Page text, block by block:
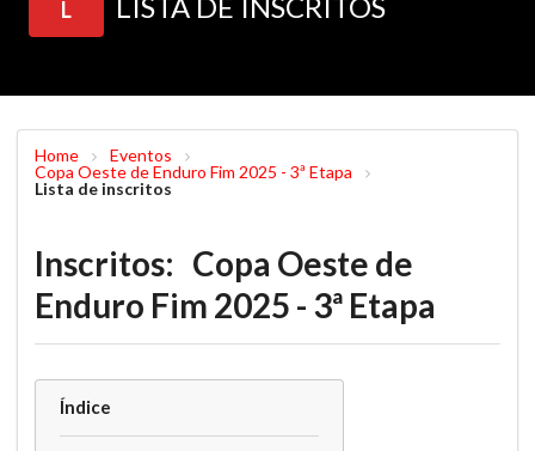
L
Home
Eventos
Copa Oeste de Enduro Fim 2025 - 3ª Etapa
Lista de inscritos
Inscritos: Copa Oeste de
Enduro Fim 2025 - 3ª Etapa
Índice